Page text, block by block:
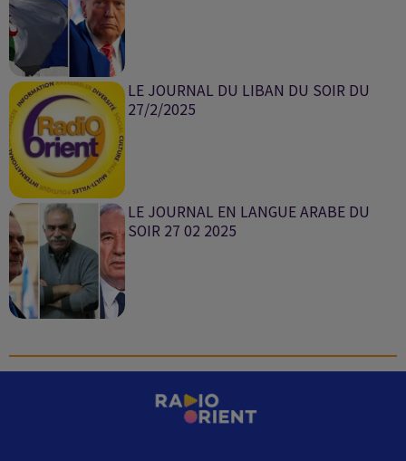
LE JOURNAL DU LIBAN DU SOIR DU
27/2/2025
LE JOURNAL EN LANGUE ARABE DU
SOIR 27 02 2025